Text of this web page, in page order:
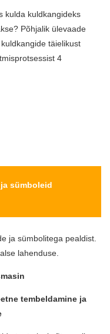
sümboleid
ja sümbolitega pealdist.
lahenduse.
tembeldamine ja